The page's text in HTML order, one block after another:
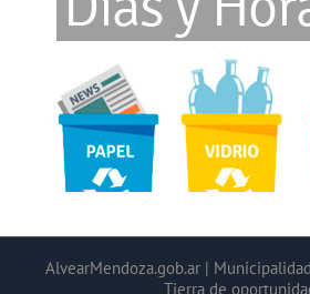
AlvearMendoza.gob.ar |
Tierra de